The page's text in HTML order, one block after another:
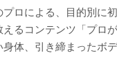
プロによる、目的別に
えるコンテンツ「プロ
身体、引き締まったボ